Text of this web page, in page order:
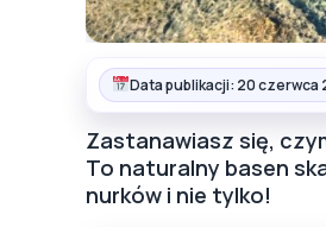
Data publikacji: 20 czerwca
Zastanawiasz się,
To naturalny basen
nurków i nie tylko!